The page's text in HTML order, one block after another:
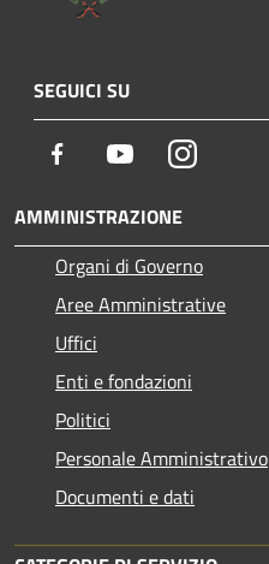
SEGUICI SU
Facebook YoutubeInstagram
AMMINISTRAZIONE
Organi di Governo
Aree Amministrative
Uffici
Enti e fondazioni
Politici
Personale Amministrativo
Documenti e dati